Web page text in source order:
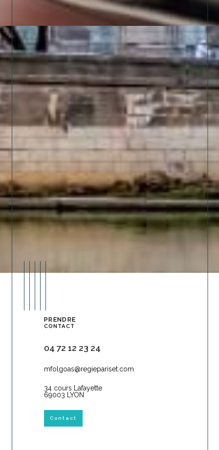
PRENDRE
CONTACT
04 72 12 23 24
mfolgoas@regiepariset.com
34 cours Lafayette
69003 LYON
Contact